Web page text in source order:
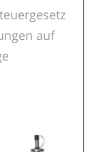
auf